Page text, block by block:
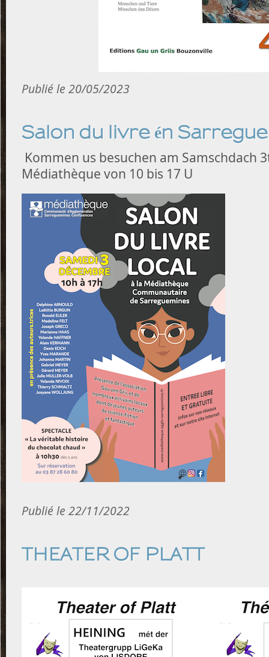
Publié le 20/05/2023
Salon du livre én
Kommen us besuchen am Samschdach
Médiathèque von 10 bis 17 U
Publié le 22/11/2022
THEATER OF PLATT